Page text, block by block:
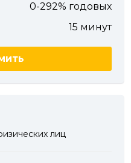
0-292% годовых
15 минут
лиц